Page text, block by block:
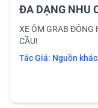
ĐA DẠNG NHU
XE ÔM GRAB
CẦU!
Tác Giả: Nguồn khác